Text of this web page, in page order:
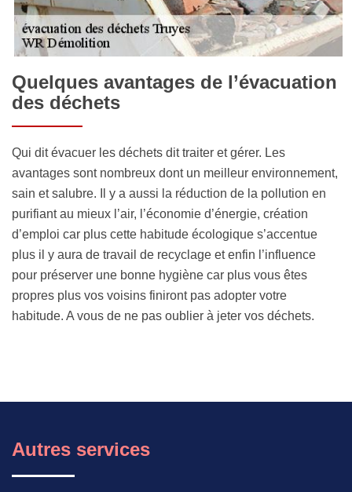
Quelques avantages de l’évacuation
des déchets
Qui dit évacuer les déchets dit traiter et gérer. Les
avantages sont nombreux dont un meilleur environnement,
sain et salubre. Il y a aussi la réduction de la pollution en
purifiant au mieux l’air, l’économie d’énergie, création
d’emploi car plus cette habitude écologique s’accentue
plus il y aura de travail de recyclage et enfin l’influence
pour préserver une bonne hygiène car plus vous êtes
propres plus vos voisins finiront pas adopter votre
habitude. A vous de ne pas oublier à jeter vos déchets.
Autres services